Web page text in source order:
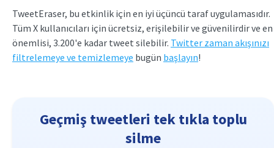
TweetEraser, bu etkinlik için en iyi üçüncü taraf uygulamasıdır.
Tüm X kullanıcıları için ücretsiz, erişilebilir ve güvenilirdir ve en
önemlisi, 3.200'e kadar tweet silebilir. Twitter zaman akışınızı
filtrelemeye ve temizlemeye bugün başlayın!
Geçmiş tweetleri tek tıkla toplu
silme